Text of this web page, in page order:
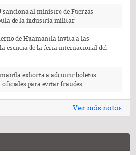
sanciona al ministro de Fuerzas
de la industria militar
de Huamantla invita a las
esencia de la feria internacional del
exhorta a adquirir boletos
oficiales para evitar fraudes
Ver más notas